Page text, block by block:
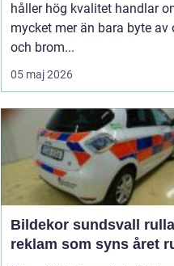
håller hög kvalitet handlar
mycket mer än bara byte av
och brom...
05 maj 2026
Bildekor sundsvall rullande
reklam som syns året